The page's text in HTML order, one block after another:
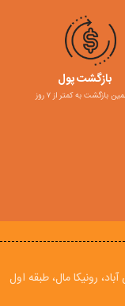
بازگشت پول
بازگشت به کمتر از ۷ روز
رونیکا مال، طبقه اول